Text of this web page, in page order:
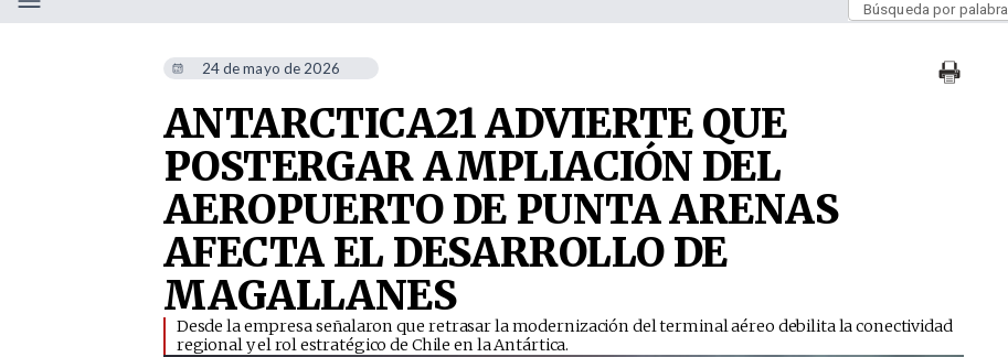
Búsqueda por palabra
24 de mayo de 2026
ANTARCTICA21 ADVIERTE QUE
POSTERGAR AMPLIACIÓN DEL
AEROPUERTO DE PUNTA ARENAS
AFECTA EL DESARROLLO DE
MAGALLANES
​Desde la empresa señalaron que retrasar la modernización del terminal aéreo debilita la conectividad
regional y el rol estratégico de Chile en la Antártica.